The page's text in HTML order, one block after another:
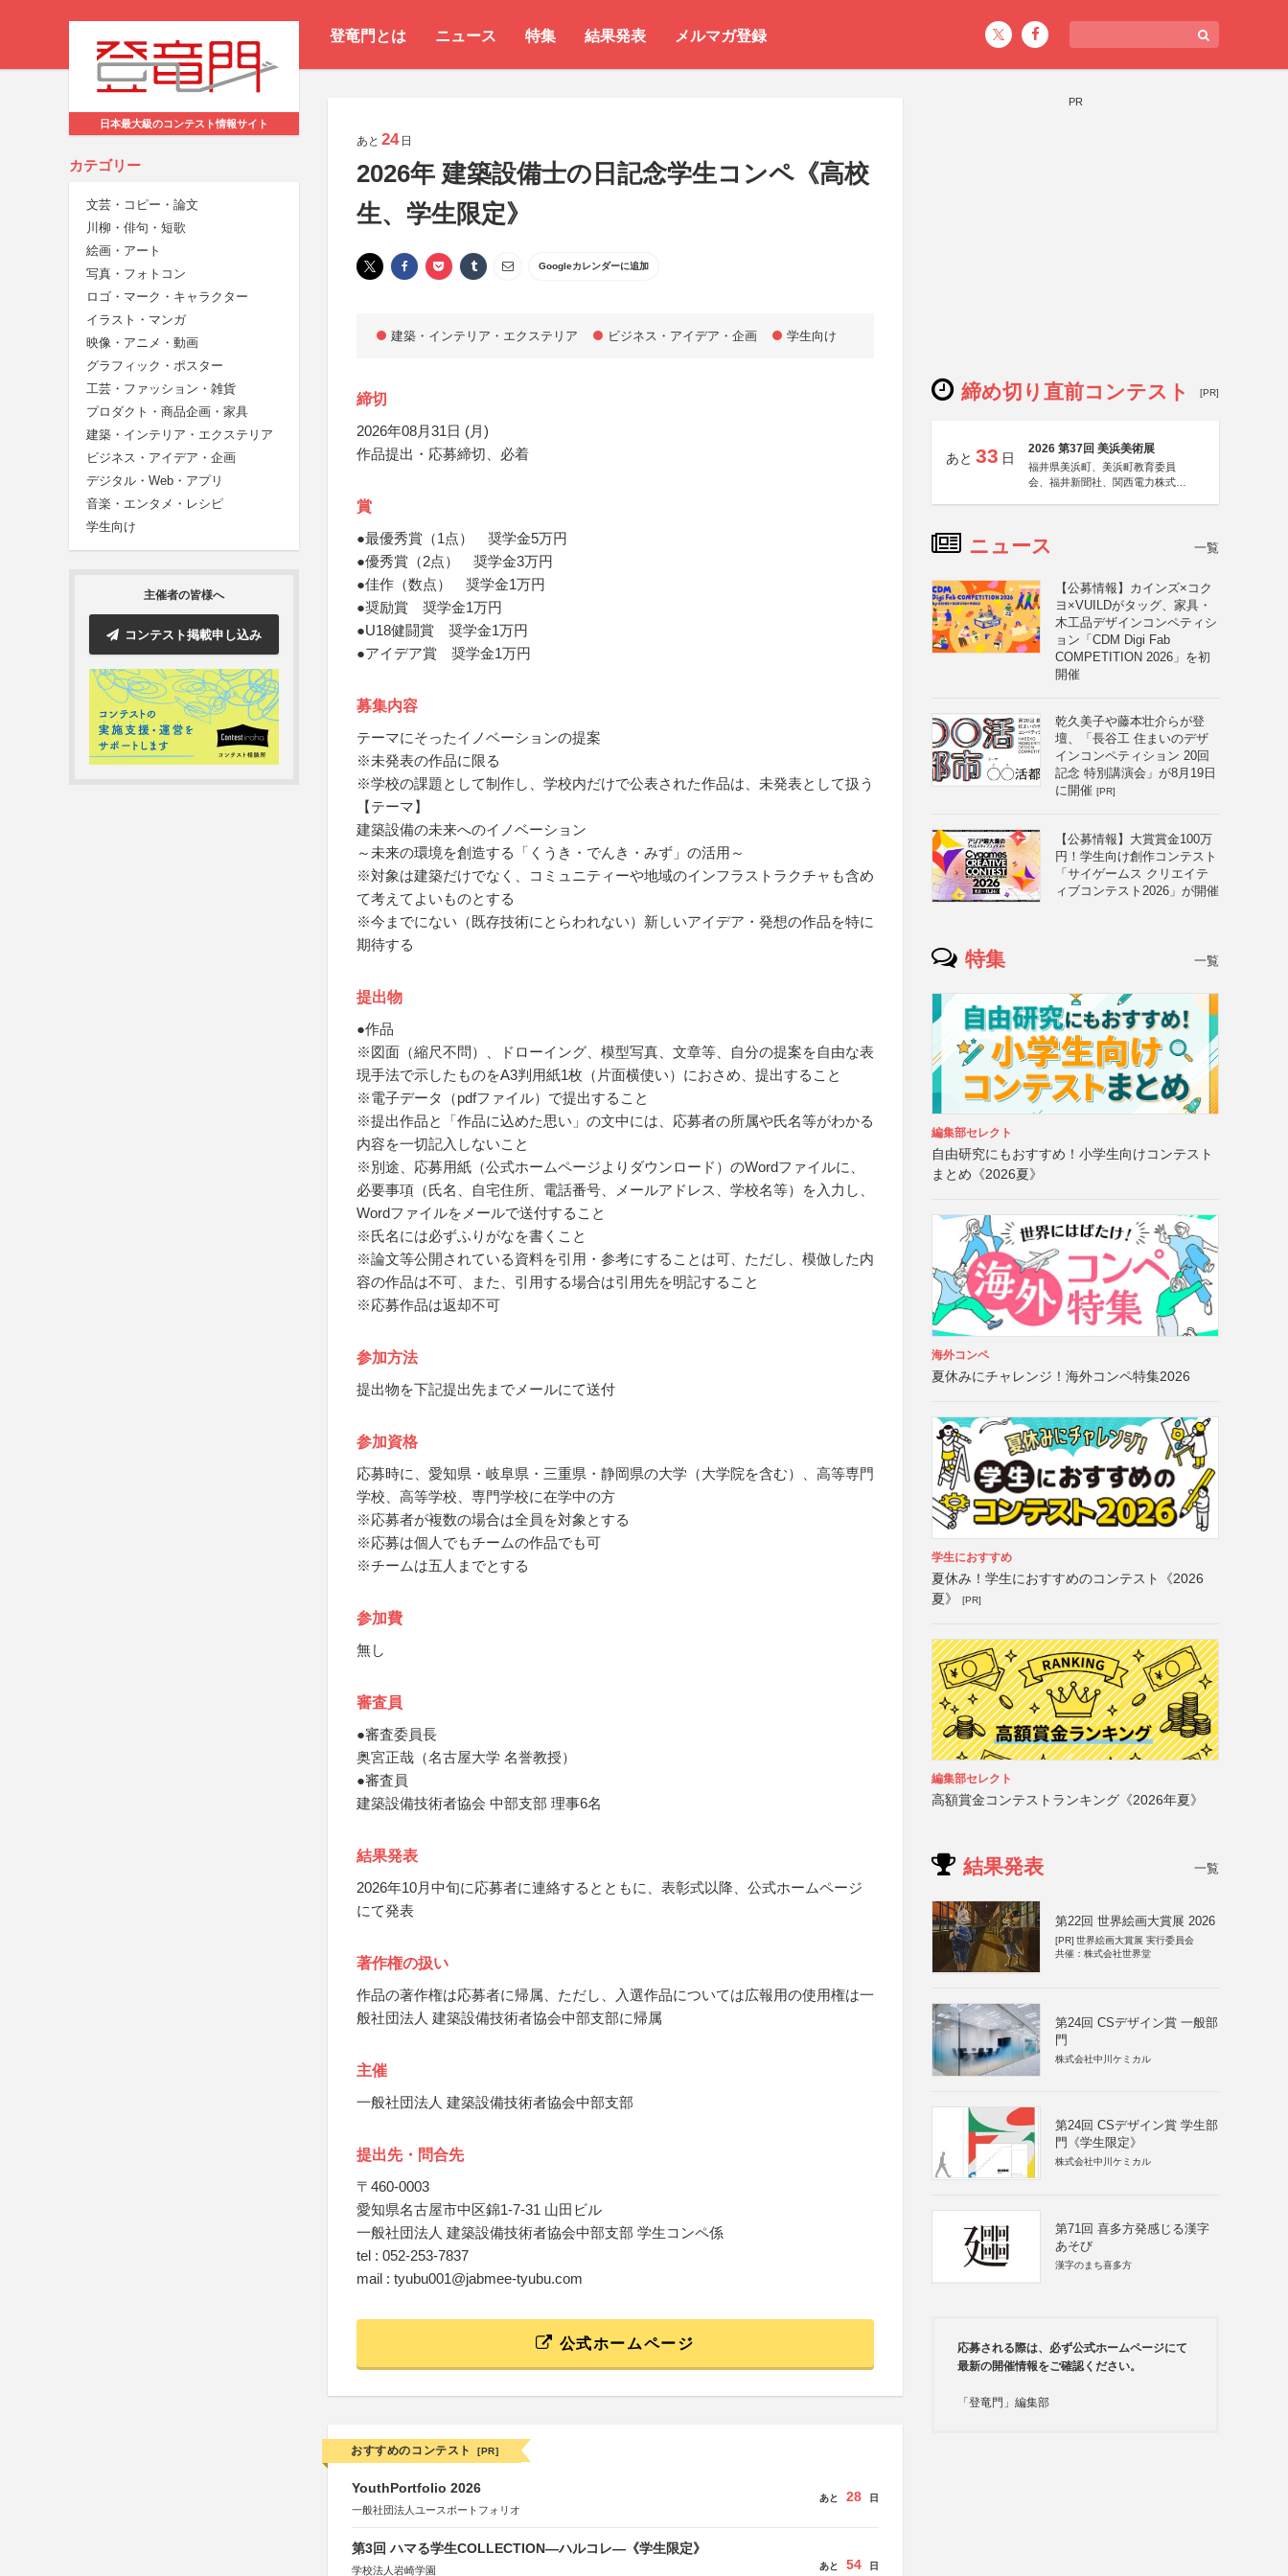
登竜門とは ニュース 特集 結果発表 メルマガ登録
日本最大級のコンテスト情報サイト
カテゴリー
文芸・コピー・論文
川柳・俳句・短歌
絵画・アート
写真・フォトコン
ロゴ・マーク・キャラクター
イラスト・マンガ
映像・アニメ・動画
グラフィック・ポスター
工芸・ファッション・雑貨
プロダクト・商品企画・家具
建築・インテリア・エクステリア
ビジネス・アイデア・企画
デジタル・Web・アプリ
音楽・エンタメ・レシピ
学生向け
主催者の皆様へ
コンテスト掲載申し込み
あと 24 日
2026年 建築設備士の日記念学生コンペ《高校
生、学生限定》
Googleカレンダーに追加
建築・インテリア・エクステリア ビジネス・アイデア・企画 学生向け
締切
2026年08月31日 (月)
作品提出・応募締切、必着
賞
●最優秀賞（1点） 奨学金5万円
●優秀賞（2点） 奨学金3万円
●佳作（数点） 奨学金1万円
●奨励賞 奨学金1万円
●U18健闘賞 奨学金1万円
●アイデア賞 奨学金1万円
募集内容
テーマにそったイノベーションの提案
※未発表の作品に限る
※学校の課題として制作し、学校内だけで公表された作品は、未発表として扱う
【テーマ】
建築設備の未来へのイノベーション
～未来の環境を創造する「くうき・でんき・みず」の活用～
※対象は建築だけでなく、コミュニティーや地域のインフラストラクチャも含め
て考えてよいものとする
※今までにない（既存技術にとらわれない）新しいアイデア・発想の作品を特に
期待する
提出物
●作品
※図面（縮尺不問）、ドローイング、模型写真、文章等、自分の提案を自由な表
現手法で示したものをA3判用紙1枚（片面横使い）におさめ、提出すること
※電子データ（pdfファイル）で提出すること
※提出作品と「作品に込めた思い」の文中には、応募者の所属や氏名等がわかる
内容を一切記入しないこと
※別途、応募用紙（公式ホームページよりダウンロード）のWordファイルに、
必要事項（氏名、自宅住所、電話番号、メールアドレス、学校名等）を入力し、
Wordファイルをメールで送付すること
※氏名には必ずふりがなを書くこと
※論文等公開されている資料を引用・参考にすることは可、ただし、模倣した内
容の作品は不可、また、引用する場合は引用先を明記すること
※応募作品は返却不可
参加方法
提出物を下記提出先までメールにて送付
参加資格
応募時に、愛知県・岐阜県・三重県・静岡県の大学（大学院を含む）、高等専門
学校、高等学校、専門学校に在学中の方
※応募者が複数の場合は全員を対象とする
※応募は個人でもチームの作品でも可
※チームは五人までとする
参加費
無し
審査員
●審査委員長
奥宮正哉（名古屋大学 名誉教授）
●審査員
建築設備技術者協会 中部支部 理事6名
結果発表
2026年10月中旬に応募者に連絡するとともに、表彰式以降、公式ホームページ
にて発表
著作権の扱い
作品の著作権は応募者に帰属、ただし、入選作品については広報用の使用権は一
般社団法人 建築設備技術者協会中部支部に帰属
主催
一般社団法人 建築設備技術者協会中部支部
提出先・問合先
〒460-0003
愛知県名古屋市中区錦1-7-31 山田ビル
一般社団法人 建築設備技術者協会中部支部 学生コンペ係
tel : 052-253-7837
mail : tyubu001@jabmee-tyubu.com
公式ホームページ
おすすめのコンテスト [PR]
YouthPortfolio 2026
一般社団法人ユースポートフォリオ
あと 28 日
第3回 ハマる学生COLLECTION―ハルコレ―《学生限定》
学校法人岩崎学園
あと 54 日
PR
締め切り直前コンテスト [PR]
あと 33 日
2026 第37回 美浜美術展
福井県美浜町、美浜町教育委員
会、福井新聞社、関西電力株式会
ニュース 一覧
【公募情報】カインズ×コク
ヨ×VUILDがタッグ、家具・
木工品デザインコンペティシ
ョン「CDM Digi Fab
COMPETITION 2026」を初
開催
乾久美子や藤本壮介らが登
壇、「長谷工 住まいのデザ
インコンペティション 20回
記念 特別講演会」が8月19日
に開催 [PR]
【公募情報】大賞賞金100万
円！学生向け創作コンテスト
「サイゲームス クリエイテ
ィブコンテスト2026」が開催
特集 一覧
編集部セレクト
自由研究にもおすすめ！小学生向けコンテスト
まとめ《2026夏》
海外コンペ
夏休みにチャレンジ！海外コンペ特集2026
学生におすすめ
夏休み！学生におすすめのコンテスト《2026
夏》
[PR]
編集部セレクト
高額賞金コンテストランキング《2026年夏》
結果発表 一覧
第22回 世界絵画大賞展 2026
[PR] 世界絵画大賞展 実行委員会
共催：株式会社世界堂
第24回 CSデザイン賞 一般部
門
株式会社中川ケミカル
第24回 CSデザイン賞 学生部
門《学生限定》
株式会社中川ケミカル
第71回 喜多方発感じる漢字
あそび
漢字のまち喜多方
応募される際は、必ず公式ホームページにて
最新の開催情報をご確認ください。
「登竜門」編集部